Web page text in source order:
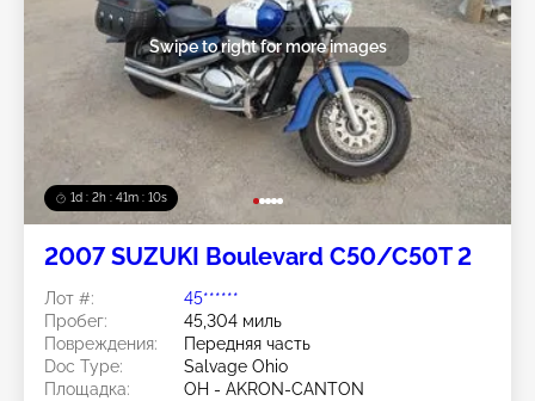
1d : 2h : 41m : 08s
Swipe to right for more images
2007 SUZUKI Boulevard C50/C50T 2
Лот #:
45******
Пробег:
45,304 миль
Повреждения:
Передняя часть
Doc Type:
Salvage Ohio
Площадка:
OH - AKRON-CANTON